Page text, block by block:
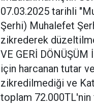
07.03.2025 tarihli
Şerhi) Muhalefet
zikrederek
VE GERİ DÖNÜŞÜM
için harcanan tutar
zikredilmediği ve
toplam 72.000TL'nin